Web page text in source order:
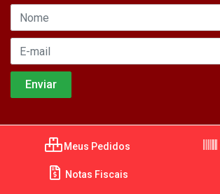
Meus Pedidos
Notas Fiscais